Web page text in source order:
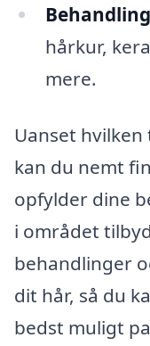
hårkur,
mere.
Uanset
kan du nemt
opfylder dine
i området
behandlinger
dit hår, så du
bedst muligt